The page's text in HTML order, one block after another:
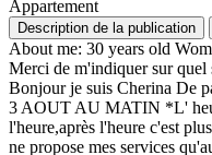
Appartement
Description de la publication
About me: 30 years old
Merci de m'indiquer sur quel
Bonjour je suis Cherina De
3 AOUT AU MATIN *L'
l'heure,après l'heure c'est
ne propose mes services